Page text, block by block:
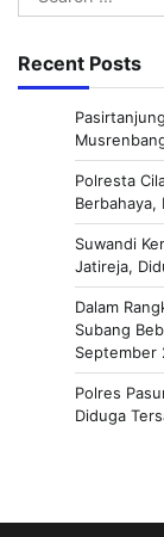
for:
Recent Posts
Polresta
Berbahaya,
Suwandi
Jatireja,
Dalam
Subang
September
Polres
Diduga